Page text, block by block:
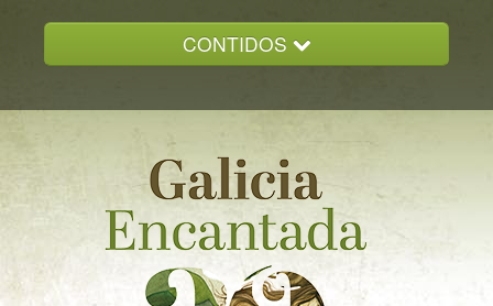
CONTIDOS
GALICIA ENCANTADA
DOCUMENTACION
NOVAS
CONTACTO